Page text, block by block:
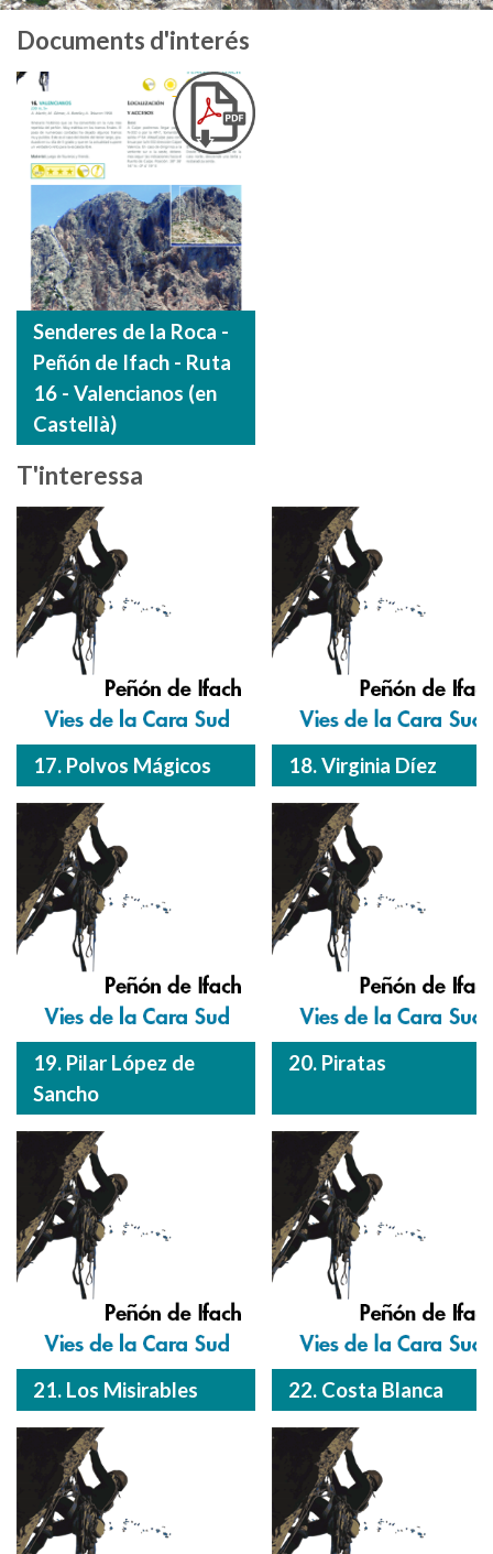
Documents d'interés
Senderes de la Roca -
Peñón de Ifach - Ruta
16 - Valencianos (en
Castellà)
T'interessa
17. Polvos Mágicos 18. Virginia Díez
19. Pilar López de
Sancho
20. Piratas
21. Los Misirables 22. Costa Blanca